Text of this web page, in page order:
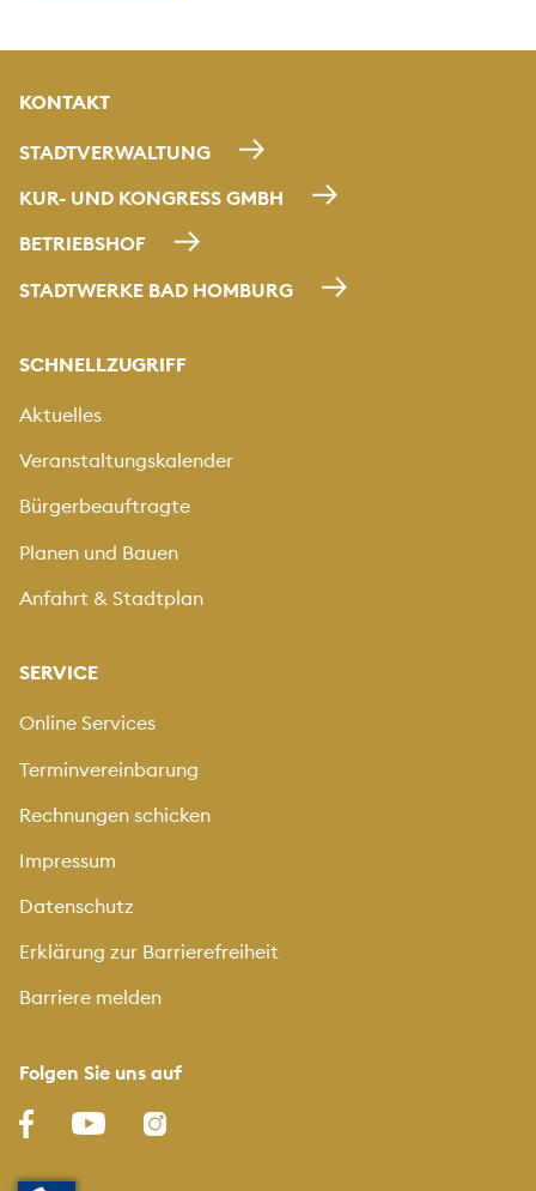
KONTAKT
STADTVERWALTUNG
KUR- UND KONGRESS GMBH
BETRIEBSHOF
STADTWERKE BAD HOMBURG
SCHNELLZUGRIFF
Aktuelles
Veranstaltungskalender
Bürgerbeauftragte
Planen und Bauen
Anfahrt & Stadtplan
SERVICE
Online Services
Terminvereinbarung
Rechnungen schicken
Impressum
Datenschutz
Erklärung zur Barrierefreiheit
Barriere melden
Folgen Sie uns auf